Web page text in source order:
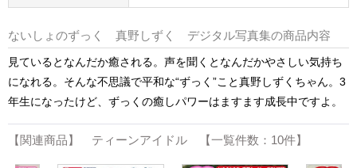
ないしょのずっく 真野しずく デジタル写真集の商品内容
見ているとなんだか癒される。声を聞くとなんだかやさしい気持ち
になれる。そんな不思議で平和な“ずっく”こと真野しずくちゃん。3
年生になったけど、ずっくの癒しパワーはますます成長中ですよ。
【関連商品】 ティーンアイドル 【一覧件数：10件】